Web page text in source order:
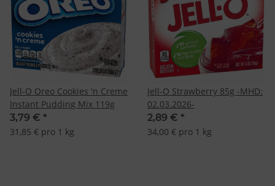
Jell-O Oreo Cookies 'n Creme
Instant Pudding Mix 119g
3,79 € *
31,85 € pro 1 kg
Jell-O Strawberry 85g -MHD:
02.03.2026-
2,89 € *
34,00 € pro 1 kg